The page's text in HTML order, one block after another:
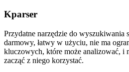
Kparser
Przydatne narzędzie do wyszukiwania
darmowy, łatwy w użyciu, nie ma
kluczowych, które może analizować, i
zacząć z niego korzystać.